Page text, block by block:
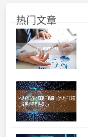
热门文章